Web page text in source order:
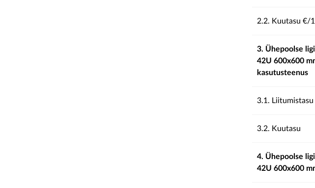
2.2. Kuutasu €/
3. Ühepoolse
42U 600x600
kasutusteenus
3.1. Liitumistasu
3.2. Kuutasu
4. Ühepoolse
42U 600x600